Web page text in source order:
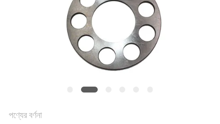
পণ্যের বর্ণনা